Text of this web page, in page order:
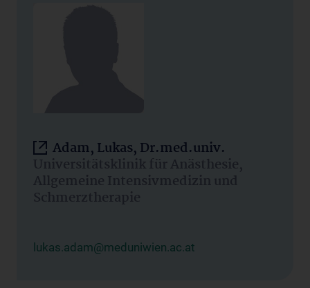
Adam, Lukas, Dr.med.univ.
Universitätsklinik für Anästhesie,
Allgemeine Intensivmedizin und
Schmerztherapie
lukas.adam@meduniwien.ac.at